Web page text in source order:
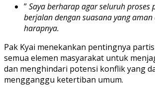
”Saya berharap agar seluruh proses
berjalan dengan suasana yang aman
harapnya.
Pak Kyai menekankan pentingnya
semua elemen masyarakat untuk
dan menghindari potensi konflik yang
mengganggu ketertiban umum.